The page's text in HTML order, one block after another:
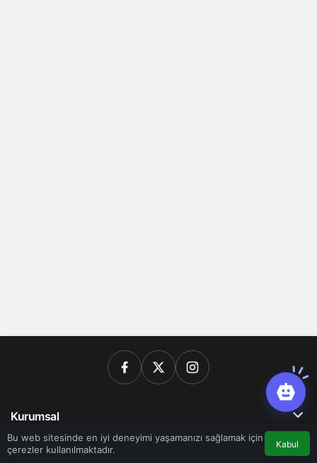
Bu web sitesinde en iyi deneyimi yaşamanızı sağlamak için
çerezler kullanılmaktadır.
Kabul
Kurumsal
Bağlantılar